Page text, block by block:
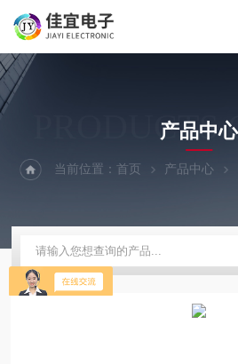
产品中心
当前位置：首页 产品中心